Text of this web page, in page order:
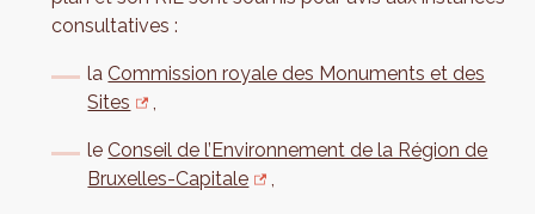
consultatives :
laCommission royale des Monuments et des
Sites
,
leConseil de l’Environnement de la Région de
Bruxelles-Capitale
,